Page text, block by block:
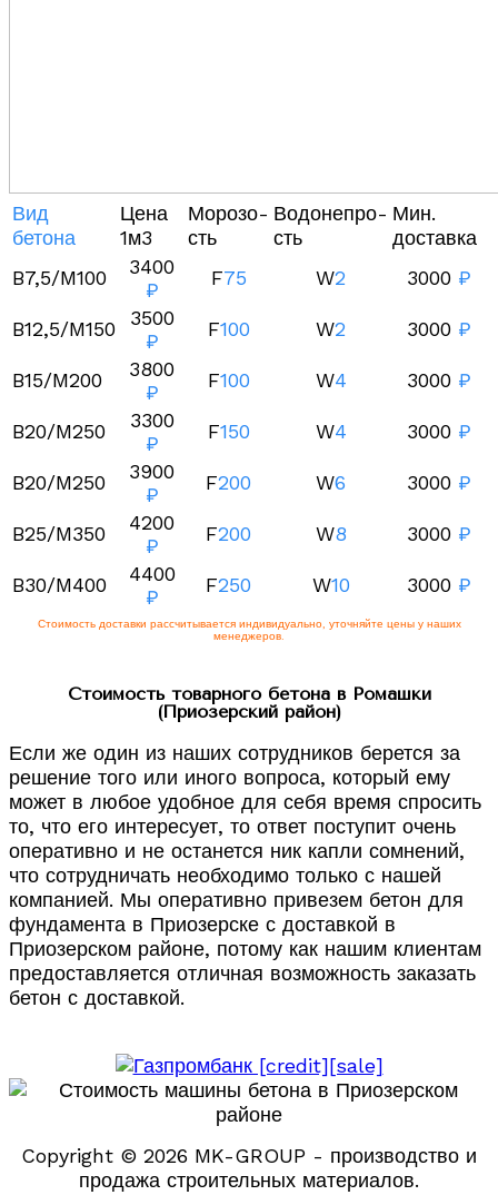
Вид
бетона
Цена
1м3
Морозо-
сть
Водонепро-
сть
Мин.
доставка
B7,5/M100
3400
₽
F75 W2 3000 ₽
B12,5/M150
3500
₽
F100 W2 3000 ₽
B15/M200
3800
₽
F100 W4 3000 ₽
B20/M250
3300
₽
F150 W4 3000 ₽
B20/M250
3900
₽
F200 W6 3000 ₽
B25/M350
4200
₽
F200 W8 3000 ₽
B30/M400
4400
₽
F250 W10 3000 ₽
Стоимость доставки рассчитывается индивидуально, уточняйте цены у наших
менеджеров.
Стоимость товарного бетона в Ромашки
(Приозерский район)
Если же один из наших сотрудников берется за
решение того или иного вопроса, который ему
может в любое удобное для себя время спросить
то, что его интересует, то ответ поступит очень
оперативно и не останется ник капли сомнений,
что сотрудничать необходимо только с нашей
компанией. Мы оперативно привезем бетон для
фундамента в Приозерске с доставкой в
Приозерском районе, потому как нашим клиентам
предоставляется отличная возможность заказать
бетон с доставкой.
Copyright © 2026 MK-GROUP - производство и
продажа строительных материалов.